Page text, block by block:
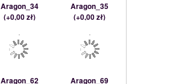
Aragon_34
(+0,00 zł)
Aragon_35
(+0,00 zł)
Aragon_62
Aragon_69